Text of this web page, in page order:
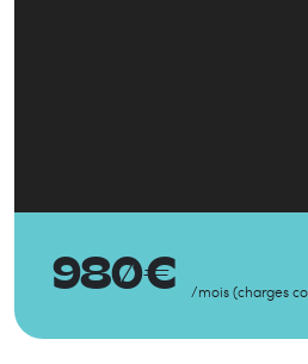
980€ /mois(charges